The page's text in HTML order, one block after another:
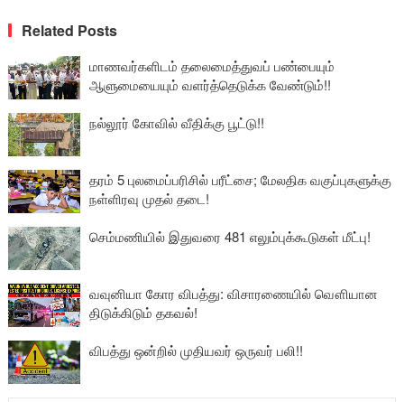
Related Posts
மாணவர்களிடம் தலைமைத்துவப் பண்பையும்
ஆளுமையையும் வளர்த்தெடுக்க வேண்டும்!!
நல்லூர் கோவில் வீதிக்கு பூட்டு!!
தரம் 5 புலமைப்பரிசில் பரீட்சை; மேலதிக வகுப்புகளுக்கு
நள்ளிரவு முதல் தடை!
செம்மணியில் இதுவரை 481 எலும்புக்கூடுகள் மீட்பு!
வவுனியா கோர விபத்து: விசாரணையில் வௌியான
திடுக்கிடும் தகவல்!
விபத்து ஒன்றில் முதியவர் ஒருவர் பலி!!